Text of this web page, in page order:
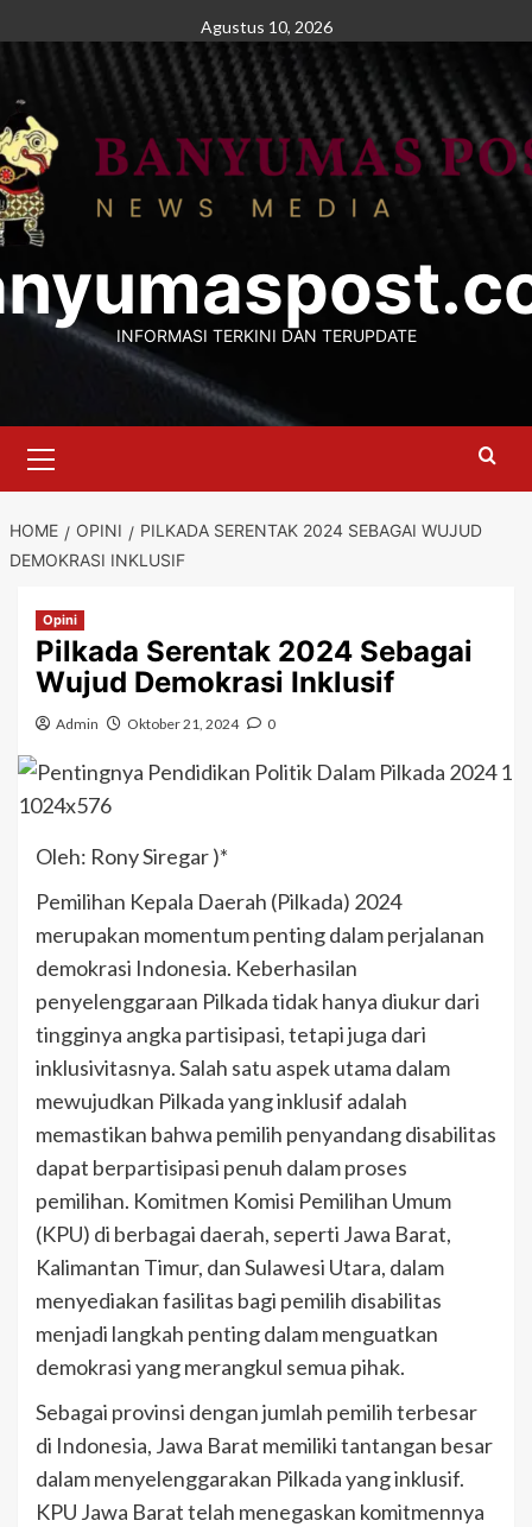
to
Agustus 10, 2026
INFORMASI TERKINI DAN TERUPDATE
Menu
HOME OPINI
PILKADA SERENTAK 2024 SEBAGAI WUJUD
DEMOKRASI INKLUSIF
Opini
Pilkada Serentak 2024 Sebagai
Wujud Demokrasi Inklusif
Admin Oktober 21, 2024 0
Oleh: Rony Siregar )*
Pemilihan Kepala Daerah (Pilkada) 2024
merupakan momentum penting dalam perjalanan
demokrasi Indonesia. Keberhasilan
penyelenggaraan Pilkada tidak hanya diukur dari
tingginya angka partisipasi, tetapi juga dari
inklusivitasnya. Salah satu aspek utama dalam
mewujudkan Pilkada yang inklusif adalah
memastikan bahwa pemilih penyandang disabilitas
dapat berpartisipasi penuh dalam proses
pemilihan. Komitmen Komisi Pemilihan Umum
(KPU) di berbagai daerah, seperti Jawa Barat,
Kalimantan Timur, dan Sulawesi Utara, dalam
menyediakan fasilitas bagi pemilih disabilitas
menjadi langkah penting dalam menguatkan
demokrasi yang merangkul semua pihak.
Sebagai provinsi dengan jumlah pemilih terbesar
di Indonesia, Jawa Barat memiliki tantangan besar
dalam menyelenggarakan Pilkada yang inklusif.
KPU Jawa Barat telah menegaskan komitmennya